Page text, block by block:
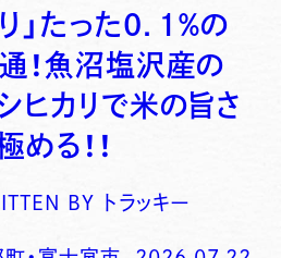
」たった0．1％の
！魚沼塩沢産の
ヒカリで米の旨さ
める！！
BY トラッキー